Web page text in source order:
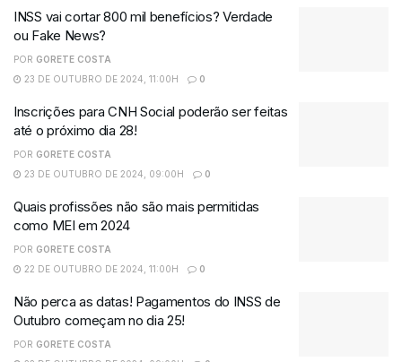
INSS vai cortar 800 mil benefícios? Verdade
ou Fake News?
POR GORETE COSTA
23 DE OUTUBRO DE 2024, 11:00H
0
Inscrições para CNH Social poderão ser feitas
até o próximo dia 28!
POR GORETE COSTA
23 DE OUTUBRO DE 2024, 09:00H
0
Quais profissões não são mais permitidas
como MEI em 2024
POR GORETE COSTA
22 DE OUTUBRO DE 2024, 11:00H
0
Não perca as datas! Pagamentos do INSS de
Outubro começam no dia 25!
POR GORETE COSTA